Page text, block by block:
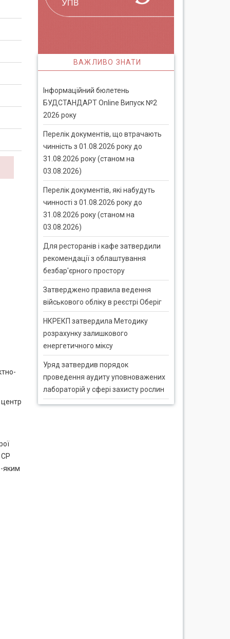
яким
ВАЖЛИВО ЗНАТИ
Інформаційний бюлетень
БУДСТАНДАРТ Online Випуск №2
2026 року
Перелік документів, що втрачають
чинність з 01.08.2026 року до
31.08.2026 року (станом на
03.08.2026)
Перелік документів, які набудуть
чинності з 01.08.2026 року до
31.08.2026 року (станом на
03.08.2026)
Для ресторанів і кафе затвердили
рекомендації з облаштування
безбар'єрного простору
Затверджено правила ведення
військового обліку в реєстрі Оберіг
НКРЕКП затвердила Методику
розрахунку залишкового
енергетичного міксу
Уряд затвердив порядок
проведення аудиту уповноважених
лабораторій у сфері захисту рослин